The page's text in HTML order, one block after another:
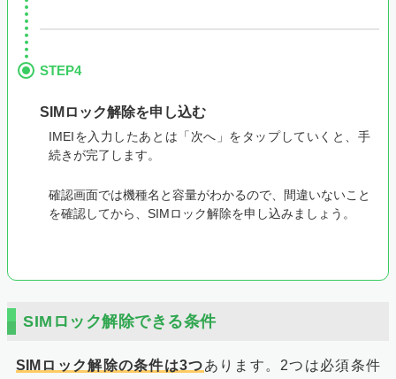
STEP4
SIMロック解除を申し込む
IMEIを入力したあとは「次へ」をタップしていくと、手
続きが完了します。
確認画面では機種名と容量がわかるので、間違いないこと
を確認してから、SIMロック解除を申し込みましょう。
SIMロック解除できる条件
SIMロック解除の条件は3つあります。2つは必須条件